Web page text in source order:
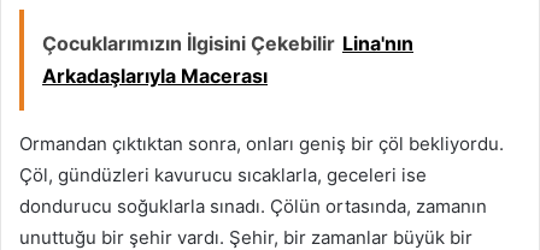
Çocuklarımızın İlgisini Çekebilir Lina'nın
Arkadaşlarıyla Macerası
Ormandan çıktıktan sonra, onları geniş bir çöl bekliyordu.
Çöl, gündüzleri kavurucu sıcaklarla, geceleri ise
dondurucu soğuklarla sınadı. Çölün ortasında, zamanın
unuttuğu bir şehir vardı. Şehir, bir zamanlar büyük bir